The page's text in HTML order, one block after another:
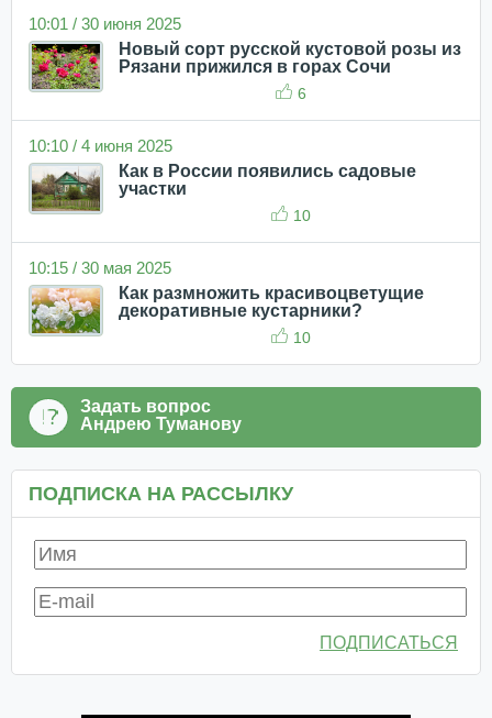
10:01 / 30 июня 2025
Новый сорт русской кустовой розы из
Рязани прижился в горах Сочи
6
10:10 / 4 июня 2025
Как в России появились садовые
участки
10
10:15 / 30 мая 2025
Как размножить красивоцветущие
декоративные кустарники?
10
Задать вопрос
Андрею Туманову
ПОДПИСКА НА РАССЫЛКУ
ПОДПИСАТЬСЯ